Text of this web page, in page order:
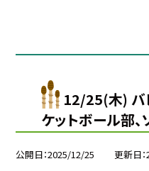
12/25(木) バ
ケットボール部
公開日 2025/12/25 更新日